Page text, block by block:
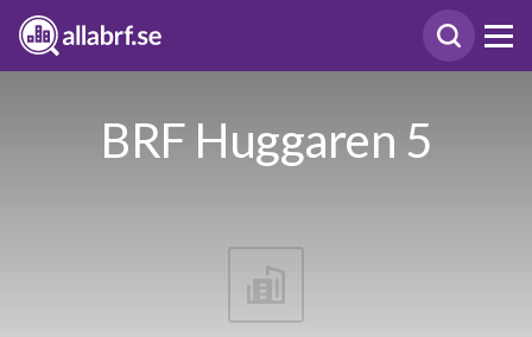
BRF Huggaren 5